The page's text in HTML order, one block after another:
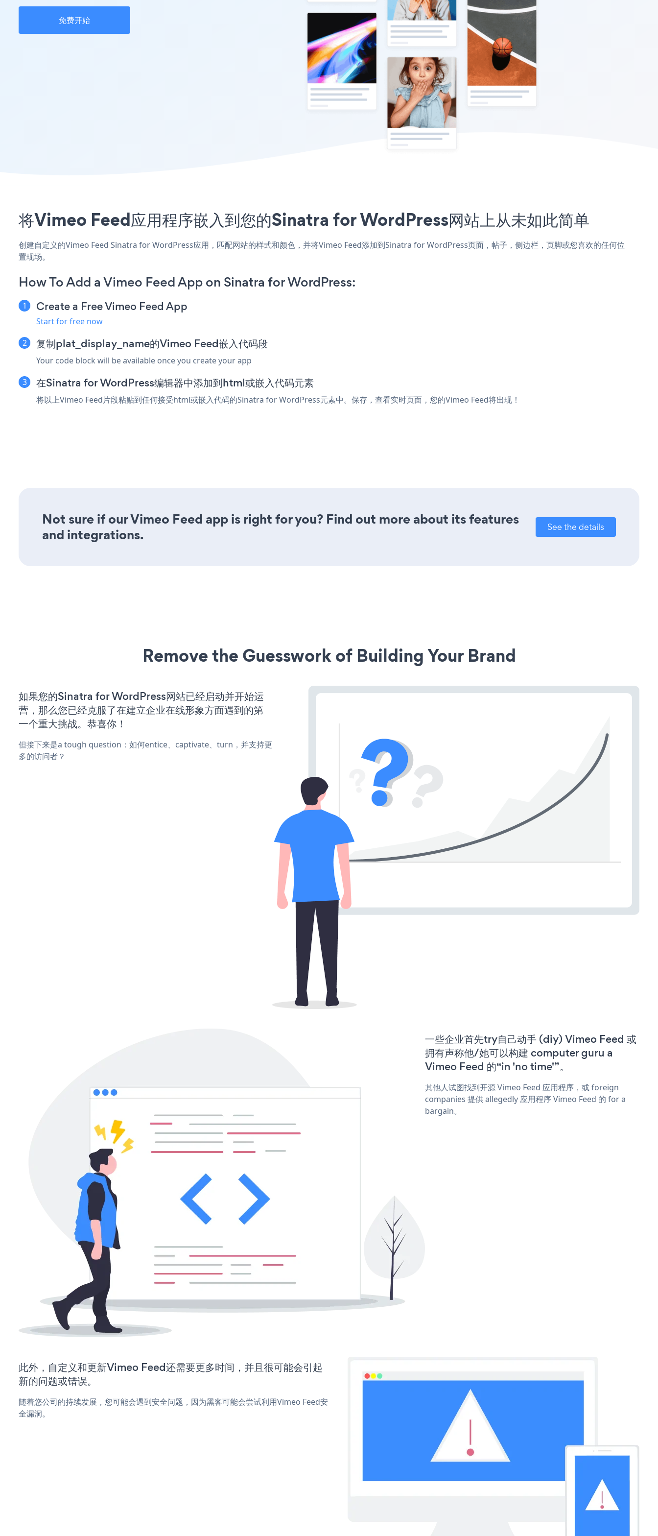
免费开始
将Vimeo Feed应用程序嵌入到您的Sinatra for WordPress网站上从未如此简单
创建自定义的Vimeo Feed Sinatra for WordPress应用，匹配网站的样式和颜色，并将Vimeo Feed添加到Sinatra for WordPress页面，帖子，侧边栏，页脚或您喜欢的任何位
置现场。
How To Add a Vimeo Feed App on Sinatra for WordPress:
Create a Free Vimeo Feed App
Start for free now
复制plat_display_name的Vimeo Feed嵌入代码段
Your code block will be available once you create your app
在Sinatra for WordPress编辑器中添加到html或嵌入代码元素
将以上Vimeo Feed片段粘贴到任何接受html或嵌入代码的Sinatra for WordPress元素中。保存，查看实时页面，您的Vimeo Feed将出现！
Not sure if our Vimeo Feed app is right for you? Find out more about its features
and integrations.
See the details
Remove the Guesswork of Building Your Brand
如果您的Sinatra for WordPress网站已经启动并开始运
营，那么您已经克服了在建立企业在线形象方面遇到的第
一个重大挑战。恭喜你！
但接下来是a tough question：如何entice、captivate、turn，并支持更
多的访问者？
一些企业首先try自己动手 (diy) Vimeo Feed 或
拥有声称他/她可以构建 computer guru a
Vimeo Feed 的“in 'no time'”。
其他人试图找到开源 Vimeo Feed 应用程序，或 foreign
companies 提供 allegedly 应用程序 Vimeo Feed 的 for a
bargain。
此外，自定义和更新Vimeo Feed还需要更多时间，并且很可能会引起
新的问题或错误。
随着您公司的持续发展，您可能会遇到安全问题，因为黑客可能会尝试利用Vimeo Feed安
全漏洞。